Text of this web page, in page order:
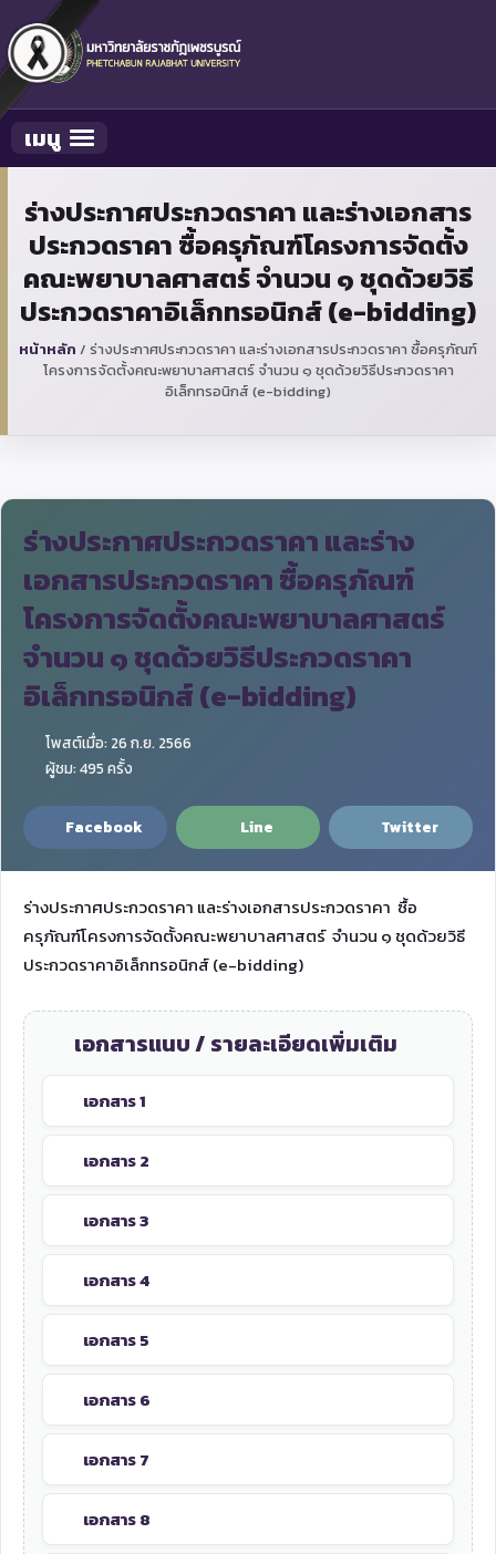
Toggle navigation
เมนู
ร่างประกาศประกวดราคา และร่างเอกสาร
ประกวดราคา ซื้อครุภัณฑ์โครงการจัดตั้ง
คณะพยาบาลศาสตร์ จำนวน ๑ ชุดด้วยวิธี
ประกวดราคาอิเล็กทรอนิกส์ (e-bidding)
หน้าหลัก / ร่างประกาศประกวดราคา และร่างเอกสารประกวดราคา ซื้อครุภัณฑ์
โครงการจัดตั้งคณะพยาบาลศาสตร์ จำนวน ๑ ชุดด้วยวิธีประกวดราคา
อิเล็กทรอนิกส์ (e-bidding)
ร่างประกาศประกวดราคา และร่าง
เอกสารประกวดราคา ซื้อครุภัณฑ์
โครงการจัดตั้งคณะพยาบาลศาสตร์
จำนวน ๑ ชุดด้วยวิธีประกวดราคา
อิเล็กทรอนิกส์ (e-bidding)
โพสต์เมื่อ: 26 ก.ย. 2566
ผู้ชม: 495 ครั้ง
Facebook Line Twitter
ร่างประกาศประกวดราคา และร่างเอกสารประกวดราคา ซื้อ
ครุภัณฑ์โครงการจัดตั้งคณะพยาบาลศาสตร์ จำนวน ๑ ชุดด้วยวิธี
ประกวดราคาอิเล็กทรอนิกส์ (e-bidding)
เอกสารแนบ / รายละเอียดเพิ่มเติม
เอกสาร 1
เอกสาร 2
เอกสาร 3
เอกสาร 4
เอกสาร 5
เอกสาร 6
เอกสาร 7
เอกสาร 8